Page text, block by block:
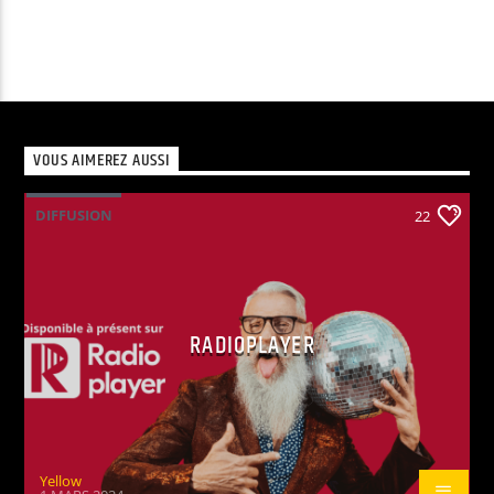
VOUS AIMEREZ AUSSI
DIFFUSION 22
RADIOPLAYER
Yellow